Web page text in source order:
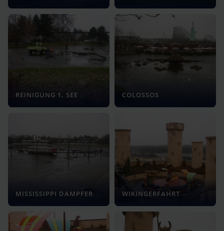
REINIGUNG 1. SEE COLOSSOS
MISSISSIPPI DAMPFER WIKINGERFAHRT